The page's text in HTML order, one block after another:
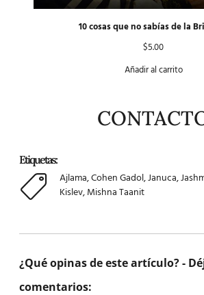
10 cosas que no sabías de la
$5.00
Añadir al carrito
Etiquetas:
Ajlama,Cohen Gadol,Januca,
Kislev,Mishna Taanit
¿Qué opinas de este artículo? -
comentarios: